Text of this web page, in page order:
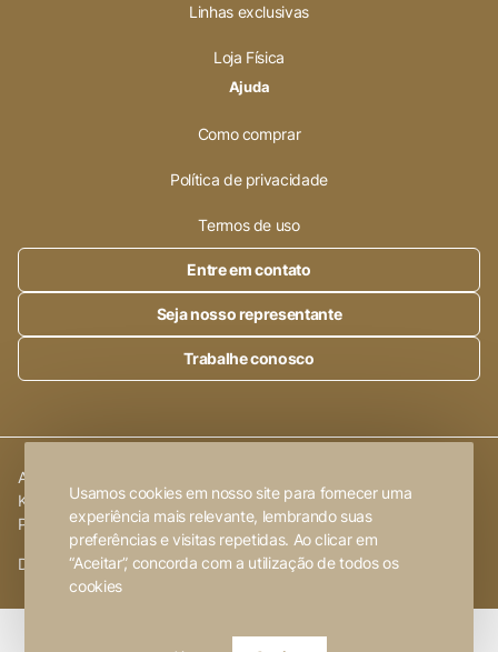
Usamos cookies em nosso site para fornecer uma
experiência mais relevante, lembrando suas
preferências e visitas repetidas. Ao clicar em
“Aceitar”, concorda com a utilização de todos os
cookies
Linhas exclusivas
Loja Física
Ajuda
Como comprar
Política de privacidade
Termos de uso
Entre em contato
Seja nosso representante
Trabalhe conosco
Alleanza Cerâmica | CNPJ.:
Km 101,6
Porto Ferreira-SP
Desenvolvido porFW2 Propaganda ❤